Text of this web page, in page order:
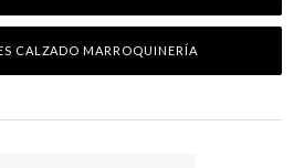
CALZADO MARROQUINERÍA